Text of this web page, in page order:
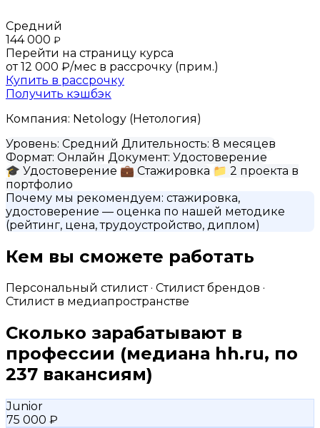
Средний
144 000 ₽
Перейти на страницу курса
от 12 000 ₽/мес в рассрочку (прим.)
Купить в рассрочку
Получить кэшбэк
Компания: Netology (Нетология)
Уровень: Средний Длительность: 8 месяцев
Формат: Онлайн Документ: Удостоверение
🎓 Удостоверение 💼 Стажировка 📁 2 проекта в
портфолио
Почему мы рекомендуем: стажировка,
удостоверение — оценка по нашей методике
(рейтинг, цена, трудоустройство, диплом)
Кем вы сможете работать
Персональный стилист · Стилист брендов ·
Стилист в медиапространстве
Сколько зарабатывают в
профессии (медиана hh.ru, по
237 вакансиям)
Junior
75 000 ₽